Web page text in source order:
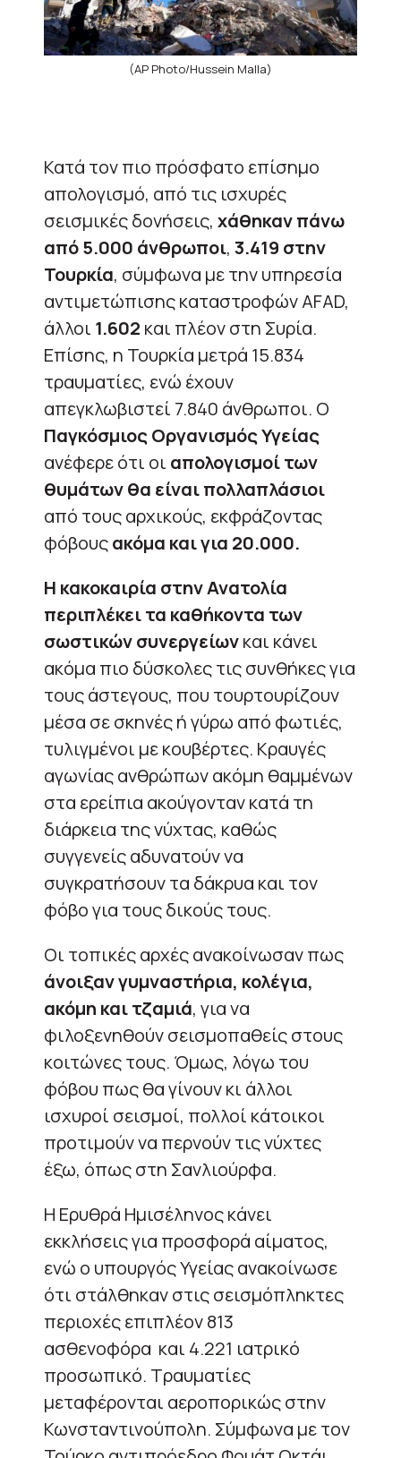
(AP Photo/Hussein Malla)
Κατά τον πιο πρόσφατο επίσημο
απολογισμό, από τις ισχυρές
σεισμικές δονήσεις, χάθηκαν πάνω
από 5.000 άνθρωποι, 3.419 στην
Τουρκία, σύμφωνα με την υπηρεσία
αντιμετώπισης καταστροφών AFAD,
άλλοι 1.602 και πλέον στη Συρία.
Επίσης, η Τουρκία μετρά 15.834
τραυματίες, ενώ έχουν
απεγκλωβιστεί 7.840 άνθρωποι. Ο
Παγκόσμιος Οργανισμός Υγείας
ανέφερε ότι οι απολογισμοί των
θυμάτων θα είναι πολλαπλάσιοι
από τους αρχικούς, εκφράζοντας
φόβουςακόμα και για 20.000.
Η κακοκαιρία στην Ανατολία
περιπλέκει τα καθήκοντα των
σωστικών συνεργείωνκαι κάνει
ακόμα πιο δύσκολες τις συνθήκες για
τους άστεγους, που τουρτουρίζουν
μέσα σε σκηνές ή γύρω από φωτιές,
τυλιγμένοι με κουβέρτες. Κραυγές
αγωνίας ανθρώπων ακόμη θαμμένων
στα ερείπια ακούγονταν κατά τη
διάρκεια της νύχτας, καθώς
συγγενείς αδυνατούν να
συγκρατήσουν τα δάκρυα και τον
φόβο για τους δικούς τους.
Οι τοπικές αρχές ανακοίνωσαν πως
άνοιξαν γυμναστήρια, κολέγια,
ακόμη και τζαμιά, για να
φιλοξενηθούν σεισμοπαθείς στους
κοιτώνες τους. Όμως, λόγω του
φόβου πως θα γίνουν κι άλλοι
ισχυροί σεισμοί, πολλοί κάτοικοι
προτιμούν να περνούν τις νύχτες
έξω, όπως στη Σανλιούρφα.
Η Ερυθρά Ημισέληνος κάνει
εκκλήσεις για προσφορά αίματος,
ενώ ο υπουργός Υγείας ανακοίνωσε
ότι στάλθηκαν στις σεισμόπληκτες
περιοχές επιπλέον 813
ασθενοφόρα και 4.221 ιατρικό
προσωπικό. Τραυματίες
μεταφέρονται αεροπορικώς στην
Κωνσταντινούπολη. Σύμφωνα με τον